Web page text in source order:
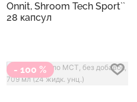
Onnit, Shroom Tech Sport``
28 капсул
- 100 %